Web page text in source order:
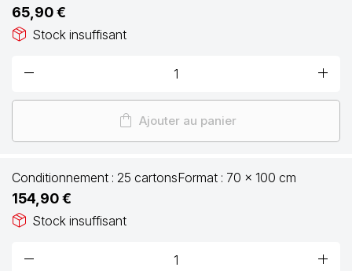
65,90 €
package_2 Stock insuffisant
remove add
shopping_bag Ajouter au panier
Conditionnement : 25 cartonsFormat : 70 x 100 cm
154,90 €
package_2 Stock insuffisant
remove add